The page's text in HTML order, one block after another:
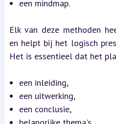
een mindmap.
Elk van deze methoden
en helpt bij het logisch
Het is essentieel dat het
een inleiding,
een uitwerking,
een conclusie,